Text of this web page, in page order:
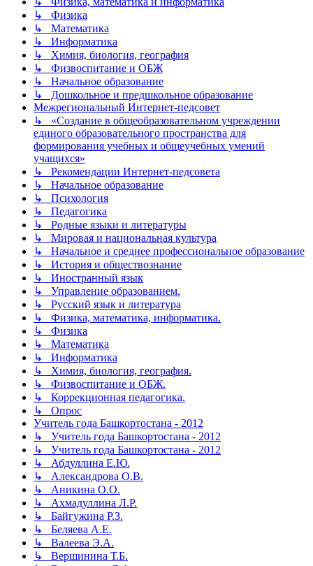
↳ Физика
↳ Математика
↳ Информатика
↳ Химия, биология, география
↳ Физвоспитание и ОБЖ
↳ Начальное образование
↳ Дошкольное и предшкольное образование
Межрегиональный Интернет-педсовет
↳ «Создание в общеобразовательном учреждении
единого образовательного пространства для
формирования учебных и общеучебных умений
учащихся»
↳ Рекомендации Интернет-педсовета
↳ Начальное образование
↳ Психология
↳ Педагогика
↳ Родные языки и литературы
↳ Мировая и национальная культура
↳ Начальное и среднее профессиональное образование
↳ История и обществознание
↳ Иностранный язык
↳ Управление образованием.
↳ Русский язык и литература
↳ Физика, математика, информатика.
↳ Физика
↳ Математика
↳ Информатика
↳ Химия, биология, география.
↳ Физвоспитание и ОБЖ.
↳ Коррекционная педагогика.
↳ Опрос
Учитель года Башкортостана - 2012
↳ Учитель года Башкортостана - 2012
↳ Учитель года Башкортостана - 2012
↳ Абдуллина Е.Ю.
↳ Александрова О.В.
↳ Аникина О.О.
↳ Ахмадуллина Л.Р.
↳ Байгужина Р.З.
↳ Беляева А.Е.
↳ Валеева Э.А.
↳ Вершинина Т.Б.